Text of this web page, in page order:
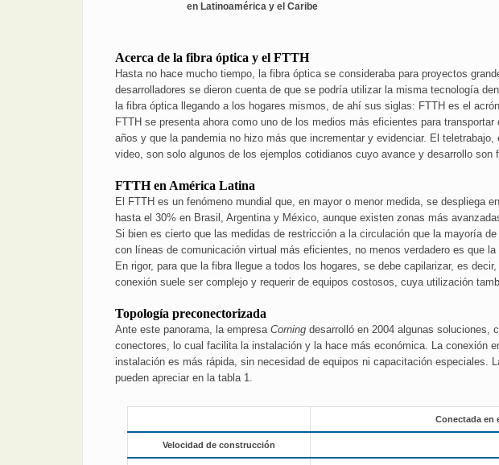
en Latinoamérica y el Caribe
Acerca de la fibra óptica y el FTTH
Hasta no hace mucho tiempo, la fibra óptica se consideraba para proyectos
desarrolladores se dieron cuenta de que se podría utilizar la misma tecnología
la fibra óptica llegando a los hogares mismos, de ahí sus siglas: FTTH es el
FTTH se presenta ahora como uno de los medios más eficientes para
años y que la pandemia no hizo más que incrementar y evidenciar. El
video, son solo algunos de los ejemplos cotidianos cuyo avance y desarrollo
FTTH en América Latina
El FTTH es un fenómeno mundial que, en mayor o menor medida, se despliega
hasta el 30% en Brasil, Argentina y México, aunque existen zonas más
Si bien es cierto que las medidas de restricción a la circulación que la mayoría
con líneas de comunicación virtual más eficientes, no menos verdadero es que
En rigor, para que la fibra llegue a todos los hogares, se debe capilarizar, es
conexión suele ser complejo y requerir de equipos costosos, cuya utilización
Topología preconectorizada
Ante este panorama, la empresa Corning desarrolló en 2004 algunas soluciones,
conectores, lo cual facilita la instalación y la hace más económica. La conexión
instalación es más rápida, sin necesidad de equipos ni capacitación especiales.
pueden apreciar en la tabla 1.
Conectada en
Velocidad de construcción